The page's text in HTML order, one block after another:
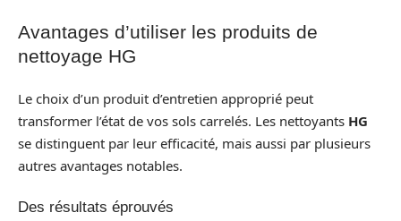
Avantages d’utiliser les produits de
nettoyage HG
Le choix d’un produit d’entretien approprié peut
transformer l’état de vos sols carrelés. Les nettoyants HG
se distinguent par leur efficacité, mais aussi par plusieurs
autres avantages notables.
Des résultats éprouvés